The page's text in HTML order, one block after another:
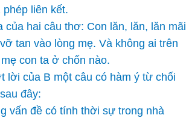
liên kết.
của hai câu thơ: Con lăn, lăn, lăn mãi
tan vào lòng mẹ. Và không ai trên
con ta ở chốn nào.
lời của B một câu có hàm ý từ chối
đây:
vấn đề có tính thời sự trong nhà